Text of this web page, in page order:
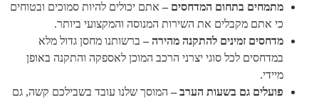
מתמחים בתחום המדחסים – אתם יכולים להיות סמוכים ובטוחים
כי אתם מקבלים את השירות המנוסה והמקצועי ביותר.
מדחסים זמינים להתקנה מהירה – ברשותנו מחסן גדול מלא
במדחסים לכל סוגי יצרני הרכב המוכן לאספקה והתקנה באופן
מיידי.
פועלים גם בשעות הערב – המוסך שלנו עובד בשבילכם קשה, גם